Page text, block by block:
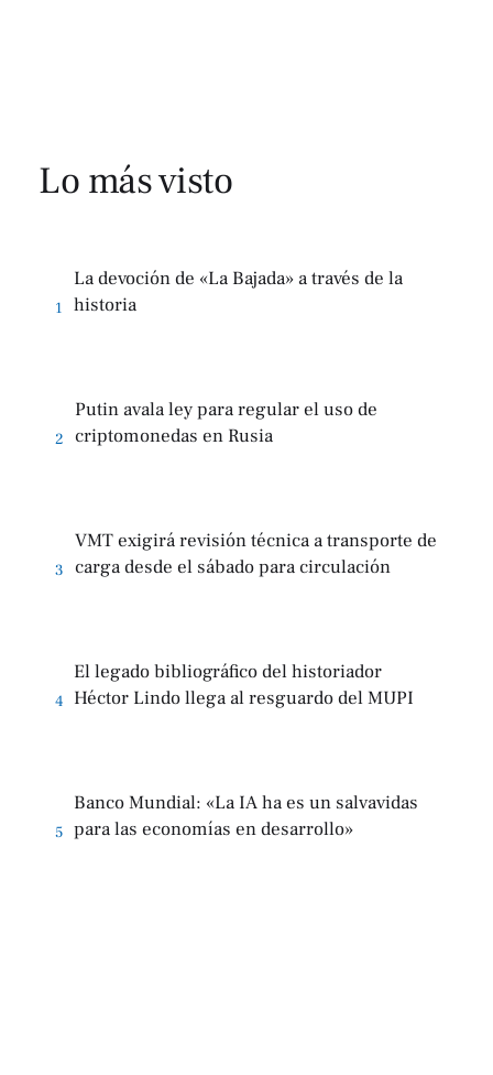
Lo más visto
1
La devoción de «La Bajada» a través de la
historia
2
Putin avala ley para regular el uso de
criptomonedas en Rusia
3
VMT exigirá revisión técnica a transporte de
carga desde el sábado para circulación
4
El legado bibliográfico del historiador
Héctor Lindo llega al resguardo del MUPI
5
Banco Mundial: «La IA ha es un salvavidas
para las economías en desarrollo»